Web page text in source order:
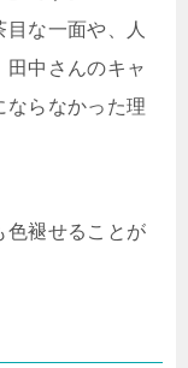
な一面や、人
田中さんのキャ
ならなかった理
色褪せることが